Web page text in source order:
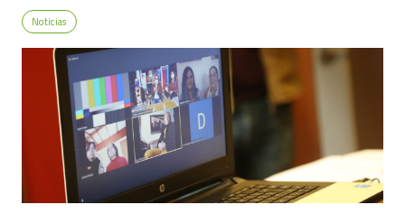
Noticias